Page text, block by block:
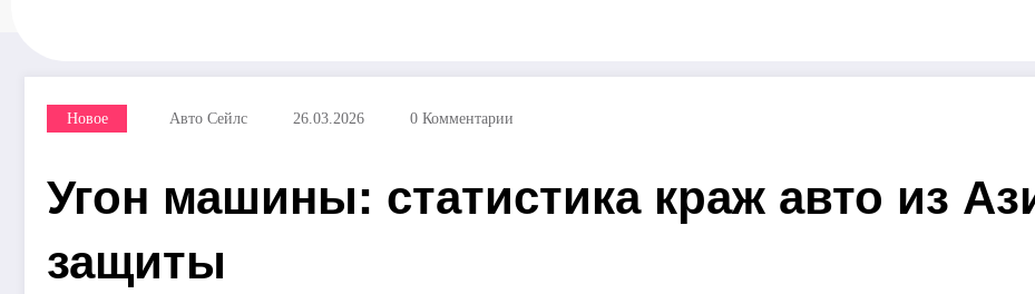
Новое Авто Сейлс 26.03.2026 0 Комментарии
Угон машины: статистика краж авто из
защиты